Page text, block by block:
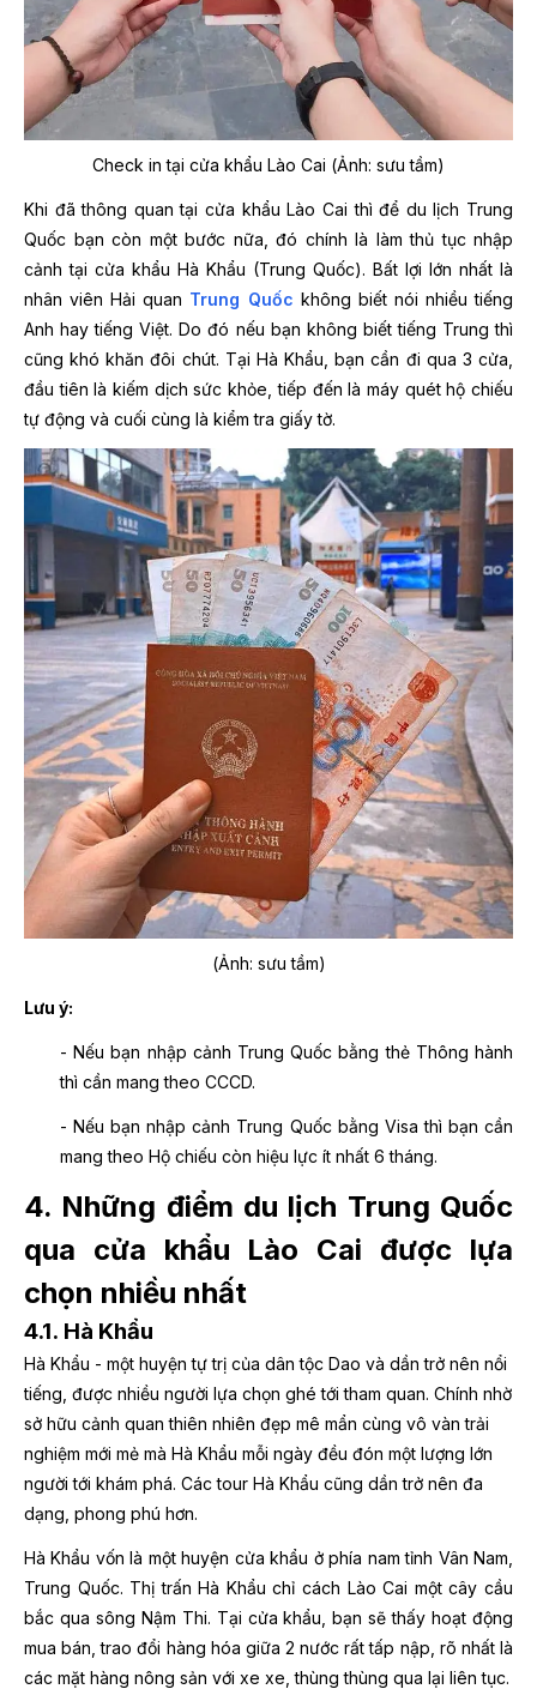
Check in tại cửa khẩu Lào Cai (Ảnh: sưu tầm)
Khi đã thông quan tại cửa khẩu Lào Cai thì để du lịch Trung
Quốc bạn còn một bước nữa, đó chính là làm thủ tục nhập
cảnh tại cửa khẩu Hà Khẩu (Trung Quốc). Bất lợi lớn nhất là
nhân viên Hải quan Trung Quốc không biết nói nhiều tiếng
Anh hay tiếng Việt. Do đó nếu bạn không biết tiếng Trung thì
cũng khó khăn đôi chút. Tại Hà Khẩu, bạn cần đi qua 3 cửa,
đầu tiên là kiếm dịch sức khỏe, tiếp đến là máy quét hộ chiếu
tự động và cuối cùng là kiểm tra giấy tờ.
(Ảnh: sưu tầm)
Lưu ý:
- Nếu bạn nhập cảnh Trung Quốc bằng thẻ Thông hành
thì cần mang theo CCCD.
- Nếu bạn nhập cảnh Trung Quốc bằng Visa thì bạn cần
mang theo Hộ chiếu còn hiệu lực ít nhất 6 tháng.
4. Những điểm du lịch Trung Quốc
qua cửa khẩu Lào Cai được lựa
chọn nhiều nhất
4.1. Hà Khẩu
Hà Khẩu - một huyện tự trị của dân tộc Dao và dần trở nên nổi
tiếng, được nhiều người lựa chọn ghé tới tham quan. Chính nhờ
sở hữu cảnh quan thiên nhiên đẹp mê mẩn cùng vô vàn trải
nghiệm mới mẻ mà Hà Khẩu mỗi ngày đều đón một lượng lớn
người tới khám phá. Các tour Hà Khẩu cũng dần trở nên đa
dạng, phong phú hơn.
Hà Khẩu vốn là một huyện cửa khẩu ở phía nam tỉnh Vân Nam,
Trung Quốc. Thị trấn Hà Khẩu chỉ cách Lào Cai một cây cầu
bắc qua sông Nậm Thi. Tại cửa khẩu, bạn sẽ thấy hoạt động
mua bán, trao đổi hàng hóa giữa 2 nước rất tấp nập, rõ nhất là
các mặt hàng nông sản với xe xe, thùng thùng qua lại liên tục.